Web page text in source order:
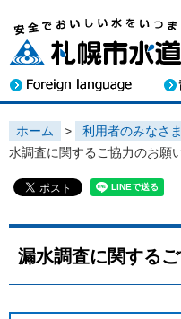
ホーム > 利用者のみなさ
水調査に関するご協力のお願
漏水調査に関する